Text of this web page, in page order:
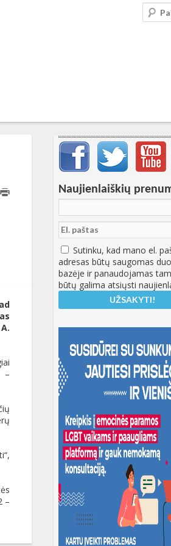
–
–
Svarbių įrašų meniu
Naujienlaiškių
Sutinku, kad mano el.
adresas būtų saugomas
bazėje ir panaudojamas
būtų galima atsiųsti